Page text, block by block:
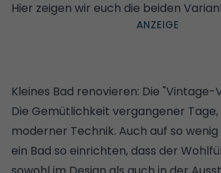
Hier zeigen wir euch die beiden
Kleines Bad renovieren: Die "Vintage-
Die Gemütlichkeit vergangener
moderner Technik. Auch auf so
ein Bad so einrichten, dass der